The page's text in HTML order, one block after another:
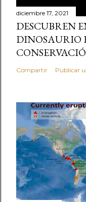
diciembre 17, 2021
DESCUBREN
DINOSAURIO
Compartir Publicar